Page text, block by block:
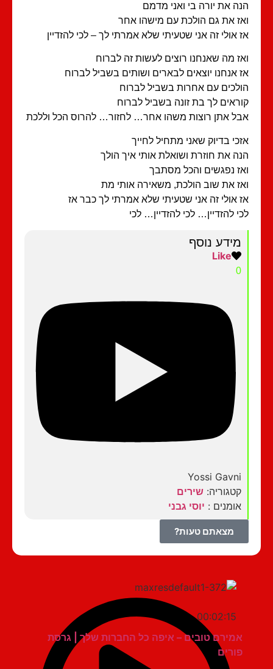
את יורה בי ואני מדמם
את גם הולכת עם מישהו אחר
אולי זה אני שטעיתי שלא אמרתי לך – לכי להזדיין
מה שאנחנו רוצים לעשות זה לברוח
אנחנו יוצאים לבארים ושותים בשביל לברוח
עם אחרות בשביל לברוח
לך בת זונה בשביל לברוח
אתן רוצות משהו אחר… לחזור… להרוס הכל וללכת
בדיוק שאני מתחיל לחייך
את חוזרת ושואלת אותי איך הולך
נפגשים והכל מסתבך
את שוב הולכת, משאירה אותי מת
אולי זה אני שטעיתי שלא אמרתי לך כבר אז
להזדיין… לכי להזדיין… לכי
מידע נוסף
Yossi Gavni
קטגוריה:שירים
אומנים :יוסי גבני
מצאתם טעות?
00:02:15
אמירם טובים – איפה כל החברות שלך | גרסת